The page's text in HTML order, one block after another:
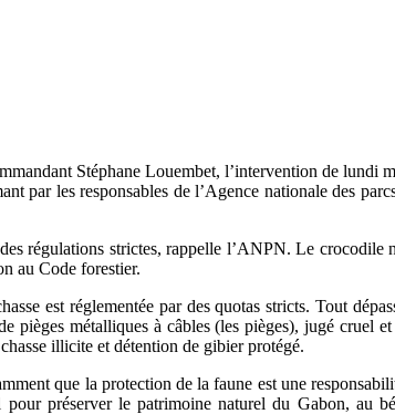
Stéphane Louembet, l’intervention de lundi
par les responsables de l’Agence nationale des
régulations strictes, rappelle l’ANPN. Le crocodile
au Code forestier.
est réglementée par des quotas stricts. Tout
pièges métalliques à câbles (les pièges), jugé cruel
illicite et détention de gibier protégé.
que la protection de la faune est une
préserver le patrimoine naturel du Gabon, au